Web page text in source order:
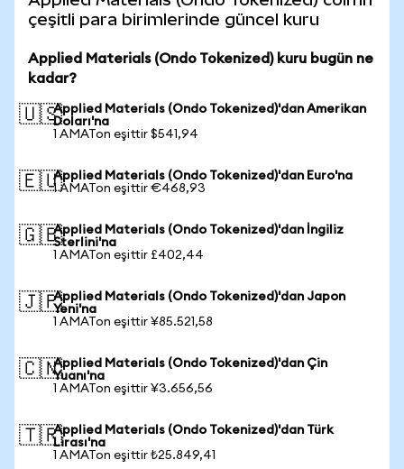
çeşitli para birimlerinde güncel kuru
Applied Materials (Ondo Tokenized) kuru bugün ne
kadar?
🇺🇸Applied Materials (Ondo Tokenized)'dan Amerikan
Doları'na
1 AMATon eşittir $541,94
🇪🇺Applied Materials (Ondo Tokenized)'dan Euro'na
1 AMATon eşittir €468,93
🇬🇧Applied Materials (Ondo Tokenized)'dan İngiliz
Sterlini'na
1 AMATon eşittir £402,44
🇯🇵Applied Materials (Ondo Tokenized)'dan Japon
Yeni'na
1 AMATon eşittir ¥85.521,58
🇨🇳Applied Materials (Ondo Tokenized)'dan Çin
Yuanı'na
1 AMATon eşittir ¥3.656,56
🇹🇷Applied Materials (Ondo Tokenized)'dan Türk
Lirası'na
1 AMATon eşittir ₺25.849,41